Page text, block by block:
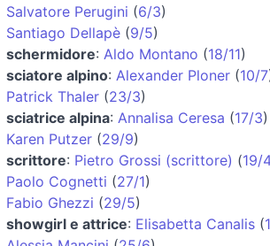
Salvatore Perugini (6/3)
Santiago Dellapè (9/5)
schermidore: Aldo Montano (18/11)
sciatore alpino: Alexander Ploner (10/7
Patrick Thaler (23/3)
sciatrice alpina: Annalisa Ceresa (17/3)
Karen Putzer (29/9)
scrittore: Pietro Grossi (scrittore) (19/
Paolo Cognetti (27/1)
Fabio Ghezzi (29/5)
showgirl e attrice: Elisabetta Canalis (